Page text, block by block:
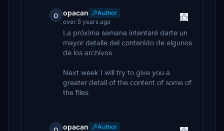
o opacan
Author
over 5 years ago
La próxima semana intentaré darte un
mayor detalle del contenido de algunos
de los archivos
Next week I will try to give you a
greater detail of the content of some of
the files
o opacan Author